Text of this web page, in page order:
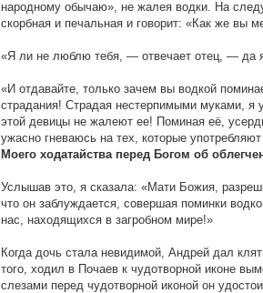
народному обычаю», не жалея водки. На
скорбная и печальная и говорит: «Как же вы
«Я ли не люблю тебя, — отвечает отец, — да я
«И отдавайте, только зачем вы водкой
страдания! Страдая нестерпимыми муками,
этой девицы не жалеют ее! Поминая её,
ужасно гневаюсь на тех, которые
Моего ходатайства перед Богом об
Услышав это, я сказала: «Мати Божия,
что он заблуждается, совершая поминки
нас, находящихся в загробном мире!»
Когда дочь стала невидимой, Андрей дал
того, ходил в Почаев к чудотворной иконе
слезами перед чудотворной иконой он